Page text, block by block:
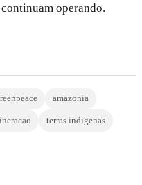
operando.
amazonia
terras indigenas